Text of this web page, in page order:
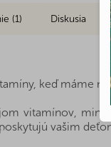
(1) Diskusia
keď máme
vitamínov,
vašim